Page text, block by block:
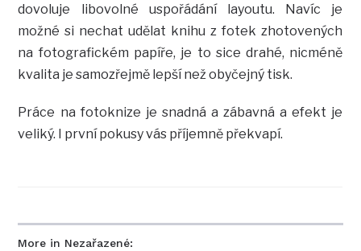
More in Nezařazené:
dovoluje libovolné uspořádání layoutu. Navíc je
možné si nechat udělat knihu z fotek zhotovených
na fotografickém papíře, je to sice drahé, nicméně
kvalita je samozřejmě lepší než obyčejný tisk.
Práce na fotoknize je snadná a zábavná a efekt je
veliký. I první pokusy vás příjemně překvapí.